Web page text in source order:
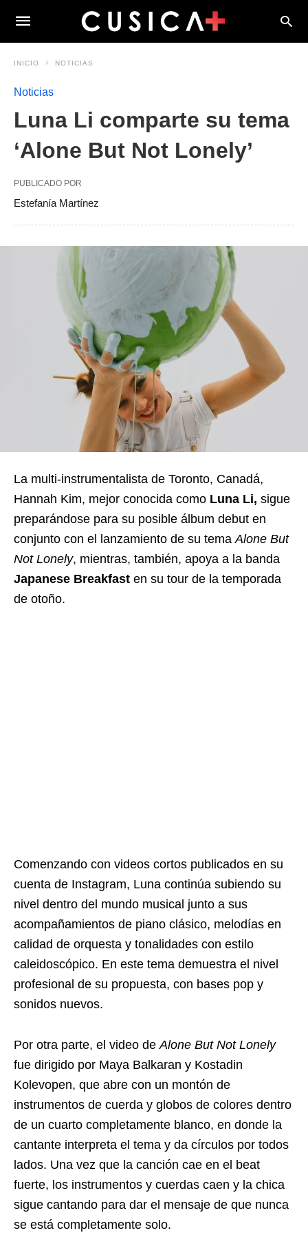
INICIO NOTICIAS
Noticias
Luna Li comparte su tema
‘Alone But Not Lonely’
PUBLICADO POR
Estefanía Martínez
La multi-instrumentalista de Toronto, Canadá,
Hannah Kim, mejor conocida como Luna Li, sigue
preparándose para su posible álbum debut en
conjunto con el lanzamiento de su tema Alone But
Not Lonely, mientras, también, apoya a la banda
Japanese Breakfast en su tour de la temporada
de otoño.
Comenzando con videos cortos publicados en su
cuenta de Instagram, Luna continúa subiendo su
nivel dentro del mundo musical junto a sus
acompañamientos de piano clásico, melodías en
calidad de orquesta y tonalidades con estilo
caleidoscópico. En este tema demuestra el nivel
profesional de su propuesta, con bases pop y
sonidos nuevos.
Por otra parte, el video deAlone But Not Lonely
fue dirigido por Maya Balkaran y Kostadin
Kolevopen, que abre con un montón de
instrumentos de cuerda y globos de colores dentro
de un cuarto completamente blanco, en donde la
cantante interpreta el tema y da círculos por todos
lados. Una vez que la canción cae en el beat
fuerte, los instrumentos y cuerdas caen y la chica
sigue cantando para dar el mensaje de que nunca
se está completamente solo.